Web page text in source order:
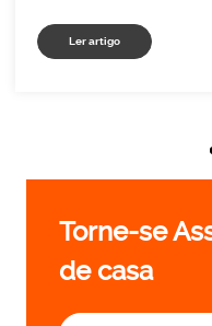
Ler artigo
Torne-se
de casa